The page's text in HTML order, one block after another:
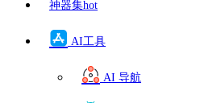
神器集hot
AI工具
AI 导航